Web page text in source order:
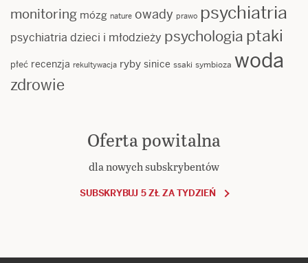
monitoring mózg nature owady prawo psychiatria
psychiatria dzieci i młodzieży psychologia ptaki
płeć recenzja rekultywacja ryby sinice ssaki symbioza woda
zdrowie
Oferta powitalna
dla nowych subskrybentów
SUBSKRYBUJ 5 ZŁ ZA TYDZIEŃ